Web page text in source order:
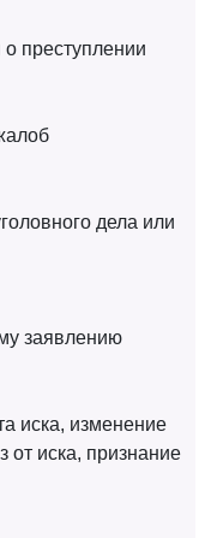
преступлении
дела или
заявлению
иска, изменение
от иска, признание